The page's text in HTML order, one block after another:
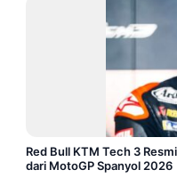
Red Bull KTM Tech 3
dari MotoGP Spanyol 2026